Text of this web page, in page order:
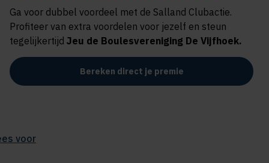
Ga voor dubbel voordeel met de Salland Clubactie.
Profiteer van extra voordelen voor jezelf en steun
tegelijkertijd Jeu de Boulesvereniging De Vijfhoek.
Bereken direct je premie
voor